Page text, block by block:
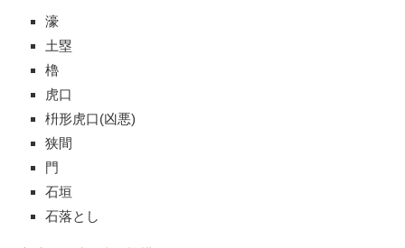
濠
土塁
櫓
虎口
枡形虎口(凶悪)
狭間
門
石垣
石落とし